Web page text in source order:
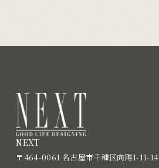
NEXT
〒464-0061 名古屋市千種区向陽1-11-